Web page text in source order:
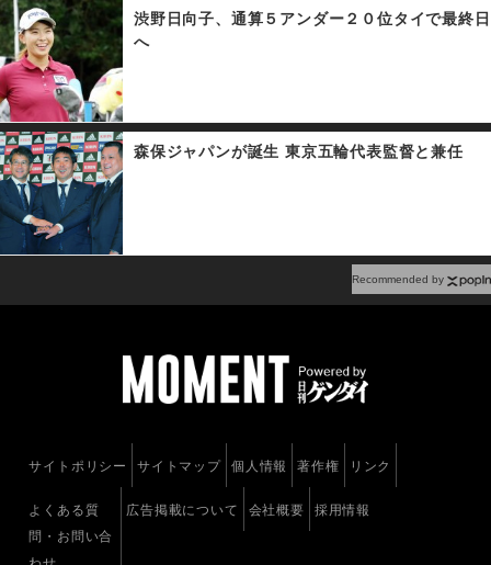
渋野日向子、通算５アンダー２０位タイで最終日
へ
森保ジャパンが誕生 東京五輪代表監督と兼任
Recommended by
サイトポリシー サイトマップ 個人情報 著作権 リンク
よくある質
問・お問い合
広告掲載について 会社概要 採用情報